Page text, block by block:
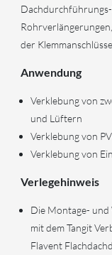
der Klemmanschlüsse.
Anwendung
Verklebung von
und Lüftern
Verklebung von
Verklebung von
Verlegehinweis
Die Montage- und
mit dem Tangit
Flavent